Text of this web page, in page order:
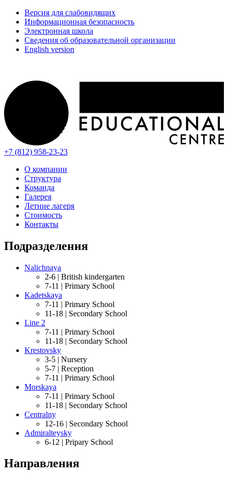
Версия для слабовидящих
Информационная безопасность
Электронная школа
Сведения об образовательной организации
English version
+7 (812) 958-23-23
О компании
Структура
Команда
Галерея
Летние лагеря
Стоимость
Контакты
Подразделения
Nalichnaya
2-6 | British kindergarten
7-11 | Primary School
Kadetskaya
7-11 | Primary School
11-18 | Secondary School
Line 2
7-11 | Primary School
11-18 | Secondary School
Krestovsky
3-5 | Nursery
5-7 | Reception
7-11 | Primary School
Morskaya
7-11 | Primary School
11-18 | Secondary School
Centralny
12-16 | Secondary School
Admiralteysky
6-12 | Pripary School
Направления